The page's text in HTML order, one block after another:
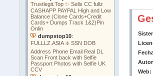
Web: